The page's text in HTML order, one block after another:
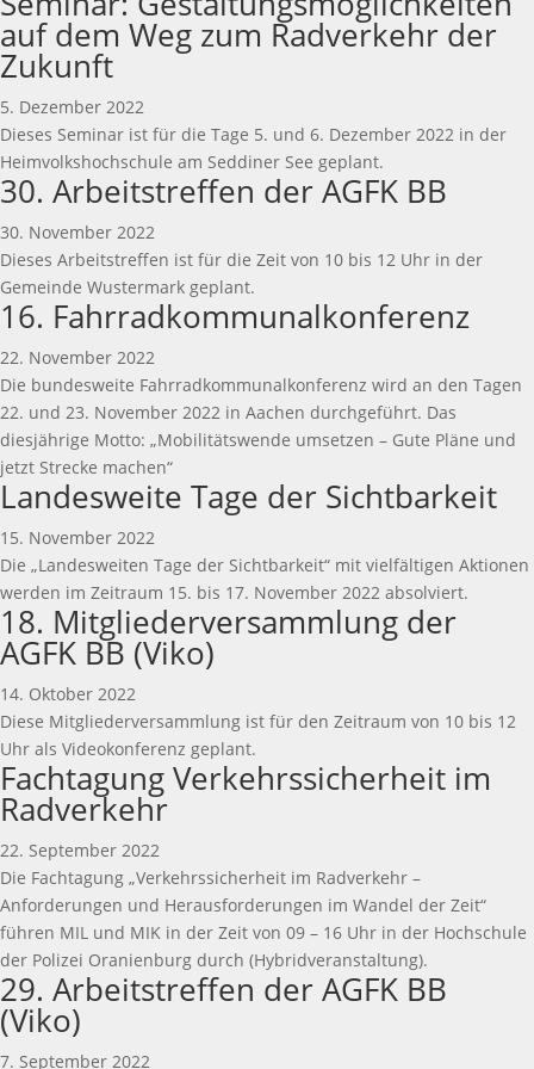
auf dem Weg zum Radverkehr der
Zukunft
5. Dezember 2022
Dieses Seminar ist für die Tage 5. und 6. Dezember 2022 in der
Heimvolkshochschule am Seddiner See geplant.
30. Arbeitstreffen der AGFK BB
30. November 2022
Dieses Arbeitstreffen ist für die Zeit von 10 bis 12 Uhr in der
Gemeinde Wustermark geplant.
16. Fahrradkommunalkonferenz
22. November 2022
Die bundesweite Fahrradkommunalkonferenz wird an den Tagen
22. und 23. November 2022 in Aachen durchgeführt. Das
diesjährige Motto: „Mobilitätswende umsetzen – Gute Pläne und
jetzt Strecke machen“
Landesweite Tage der Sichtbarkeit
15. November 2022
Die „Landesweiten Tage der Sichtbarkeit“ mit vielfältigen Aktionen
werden im Zeitraum 15. bis 17. November 2022 absolviert.
18. Mitgliederversammlung der
AGFK BB (Viko)
14. Oktober 2022
Diese Mitgliederversammlung ist für den Zeitraum von 10 bis 12
Uhr als Videokonferenz geplant.
Fachtagung Verkehrssicherheit im
Radverkehr
22. September 2022
Die Fachtagung „Verkehrssicherheit im Radverkehr –
Anforderungen und Herausforderungen im Wandel der Zeit“
führen MIL und MIK in der Zeit von 09 – 16 Uhr in der Hochschule
der Polizei Oranienburg durch (Hybridveranstaltung).
29. Arbeitstreffen der AGFK BB
(Viko)
7. September 2022